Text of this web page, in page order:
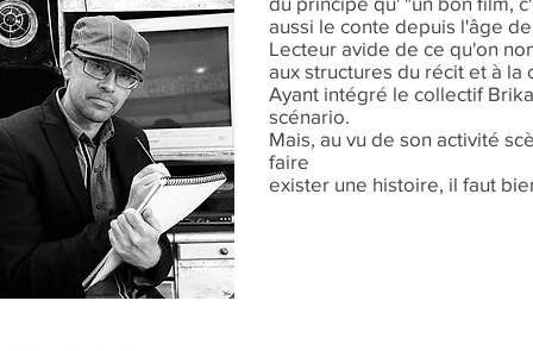
aussi le conte depuis l'âge
Lecteur avide de ce qu'on
aux structures du récit et à
Ayant intégré le collectif
scénario.
Mais, au vu de son activité
faire
exister une histoire, il faut